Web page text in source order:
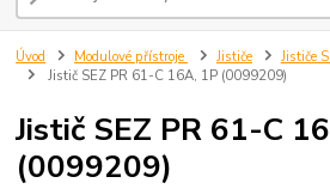
Úvod Modulové přístroje Jističe Jističe
Jistič SEZ PR 61-C 16A, 1P (0099209)
Jistič SEZ PR 61-C
(0099209)